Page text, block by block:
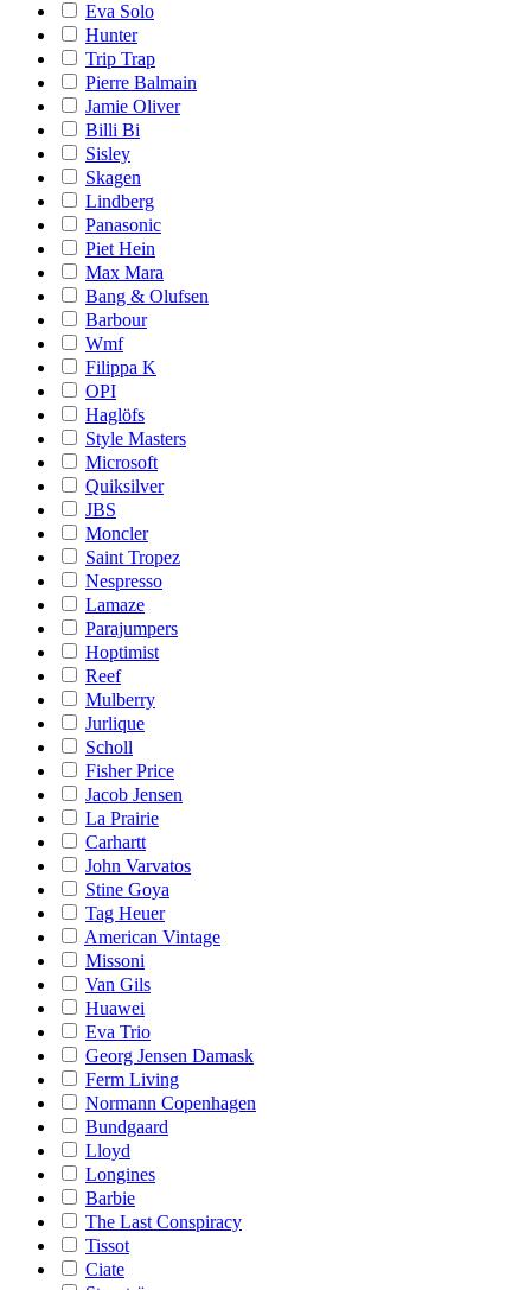
Eva Solo
Hunter
Trip Trap
Pierre Balmain
Jamie Oliver
Billi Bi
Sisley
Skagen
Lindberg
Panasonic
Piet Hein
Max Mara
Bang & Olufsen
Barbour
Wmf
Filippa K
OPI
Haglöfs
Style Masters
Microsoft
Quiksilver
JBS
Moncler
Saint Tropez
Nespresso
Lamaze
Parajumpers
Hoptimist
Reef
Mulberry
Jurlique
Scholl
Fisher Price
Jacob Jensen
La Prairie
Carhartt
John Varvatos
Stine Goya
Tag Heuer
American Vintage
Missoni
Van Gils
Huawei
Eva Trio
Georg Jensen Damask
Ferm Living
Normann Copenhagen
Bundgaard
Lloyd
Longines
Barbie
The Last Conspiracy
Tissot
Ciate